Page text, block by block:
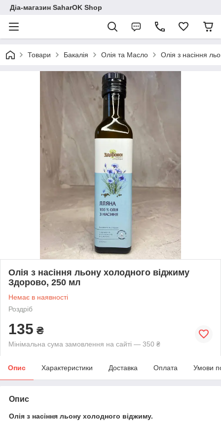
Діа-магазин SaharOK Shop
Товари Бакалія Олія та Масло Олія з насіння
Олія з насіння льону холодного віджиму
Здорово, 250 мл
Немає в наявності
Роздріб
135 ₴
Мінімальна сума замовлення на сайті — 350 ₴
Опис Характеристики Доставка Оплата Умови
Опис
Олія з насіння льону холодного віджиму.